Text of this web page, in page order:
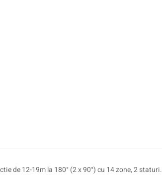
de 12-19m la 180° (2 x 90°) cu 14 zone, 2 staturi.